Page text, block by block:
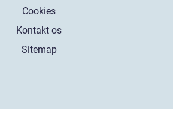
Cookies
Kontakt os
Sitemap